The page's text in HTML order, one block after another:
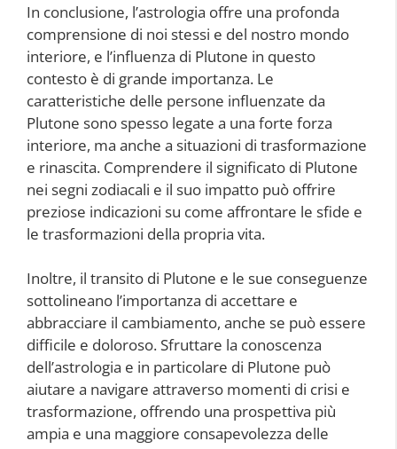
In conclusione, l’astrologia offre una profonda
comprensione di noi stessi e del nostro mondo
interiore, e l’influenza di Plutone in questo
contesto è di grande importanza. Le
caratteristiche delle persone influenzate da
Plutone sono spesso legate a una forte forza
interiore, ma anche a situazioni di trasformazione
e rinascita. Comprendere il significato di Plutone
nei segni zodiacali e il suo impatto può offrire
preziose indicazioni su come affrontare le sfide e
le trasformazioni della propria vita.
Inoltre, il transito di Plutone e le sue conseguenze
sottolineano l’importanza di accettare e
abbracciare il cambiamento, anche se può essere
difficile e doloroso. Sfruttare la conoscenza
dell’astrologia e in particolare di Plutone può
aiutare a navigare attraverso momenti di crisi e
trasformazione, offrendo una prospettiva più
ampia e una maggiore consapevolezza delle